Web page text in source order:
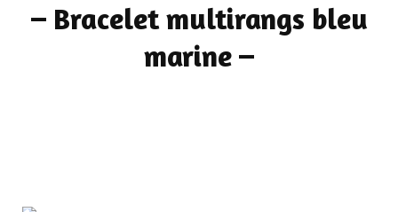
– Bracelet multirangs bleu
marine –